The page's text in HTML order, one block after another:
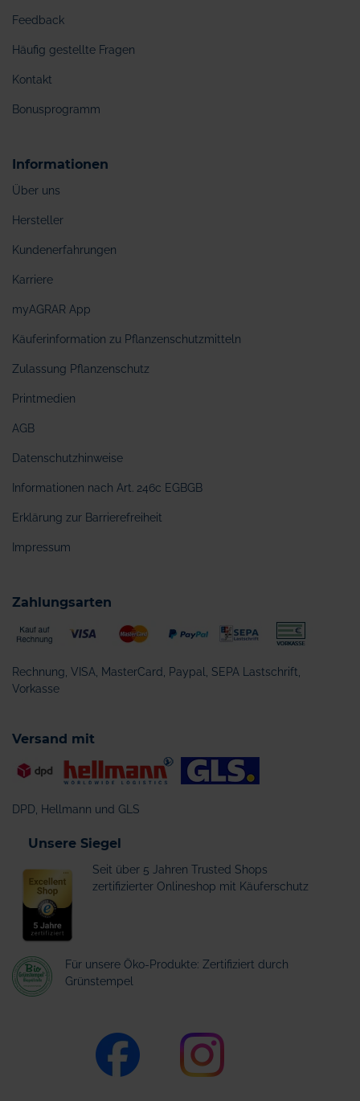
Feedback
Häufig gestellte Fragen
Kontakt
Bonusprogramm
Informationen
Über uns
Hersteller
Kundenerfahrungen
Karriere
myAGRAR App
Käuferinformation zu Pflanzenschutzmitteln
Zulassung Pflanzenschutz
Printmedien
AGB
Datenschutzhinweise
Informationen nach Art. 246c EGBGB
Erklärung zur Barrierefreiheit
Impressum
Zahlungsarten
Rechnung, VISA, MasterCard, Paypal, SEPA Lastschrift,
Vorkasse
Versand mit
DPD, Hellmann und GLS
Unsere Siegel
Seit über 5 Jahren Trusted Shops
zertifizierter Onlineshop mit Käuferschutz
Für unsere Öko-Produkte: Zertifiziert durch
Grünstempel